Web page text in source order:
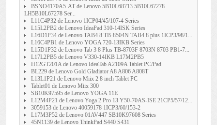
BSNO4170A5-AT de Lenovo 5B10L68713 5B10L67278
LH5B10L67278 Ser...
L11C4P32 de Lenovo 1ICP04/45/107-4 Series
L15L2PB2 de Lenovo IdeaPad 310-14ISK Series
L16D1P34 de Lenovo TAB4 8 TB-8504N TAB4 8 plus 1ICP3/98/1...
L16C4PB1 de Lenovo YOGA 720-13IKB Series
L15D1P32 de Lenovo Tab 3 8 Plus TB-8703F 8703N 8703 PB1-7...
L17L2PB5 de Lenovo V330-14IKB L17M2PB5
H12GT201A de Lenovo IdeaTab A2109A Tablet PC/Pad
BL229 de Lenovo Gold Gladiator A8 A806 A808T
L13L1P21 de Lenovo Miix 2 8 inch Tablet PC
Tablet01 de Lenovo Miix 300
SB10K97595 de Lenovo YOGA 11E
L12M4P21 de Lenovo Yoga 2 Pro 13 Y50-70AS-ISE 21CP5/57/12...
3059153 de Lenovo 40059178 1ICP3/60/153-2
L17M3P52 de Lenovo 01AV447 SB10K97608 Series
45N1139 de Lenovo ThinkPad S440 S431